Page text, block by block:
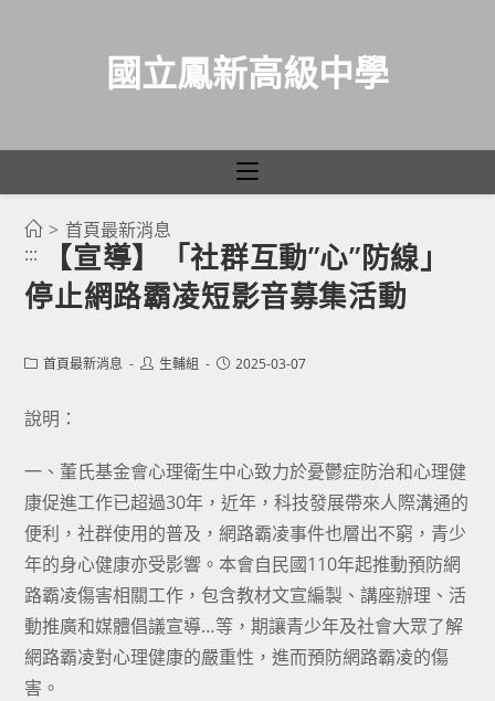
國立鳳新高級中學
> 首頁最新消息
:::
【宣導】「社群互動”心”防線」
停止網路霸凌短影音募集活動
Post首頁最新消息
Post生輔組
Post2025-03-07
說明：
一、董氏基金會心理衛生中心致力於憂鬱症防治和心理健
康促進工作已超過30年，近年，科技發展帶來人際溝通的
便利，社群使用的普及，網路霸凌事件也層出不窮，青少
年的身心健康亦受影響。本會自民國110年起推動預防網
路霸凌傷害相關工作，包含教材文宣編製、講座辦理、活
動推廣和媒體倡議宣導…等，期讓青少年及社會大眾了解
網路霸凌對心理健康的嚴重性，進而預防網路霸凌的傷
害。